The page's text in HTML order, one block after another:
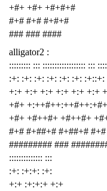
+#+ +#+ +#+#+#
#+# #+# #+#+#
### ### ####
alligator2 :
::::::::: ::: :::::::::::::::::: :::
:+: :+: :+: :+: :+: :+:
+:+ +:+ +:+ +:+ +:+ +:+
+#+
+#+ +#++#+ +#++#+
#+# #+##+# #+##+#
######### ###
:::::::::::::: :::
:+: :+:+: :+:
+:+ :+:+:+ +:+